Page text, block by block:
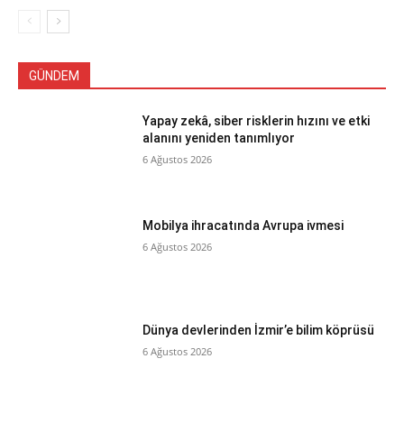
GÜNDEM
Yapay zekâ, siber risklerin hızını ve etki
alanını yeniden tanımlıyor
6 Ağustos 2026
Mobilya ihracatında Avrupa ivmesi
6 Ağustos 2026
Dünya devlerinden İzmir’e bilim köprüsü
6 Ağustos 2026